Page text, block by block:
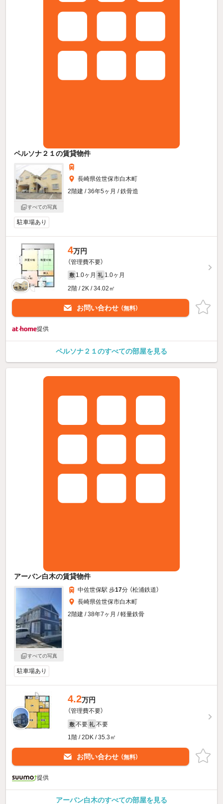
ペルソナ２１の賃貸物件
すべての写真
長崎県佐世保市白木町
2階建 / 36年5ヶ月 / 鉄骨造
駐車場あり
4万円
（管理費不要）
敷 1.0ヶ月 礼 1.0ヶ月
2階 / 2K / 34.02㎡
お問い合わせ （無料）
提供
ペルソナ２１のすべての部屋を見る
アーバン白木の賃貸物件
すべての写真
中佐世保駅 歩17分 （松浦鉄道）
長崎県佐世保市白木町
2階建 / 38年7ヶ月 / 軽量鉄骨
駐車場あり
4.2万円
（管理費不要）
敷 不要 礼 不要
1階 / 2DK / 35.3㎡
お問い合わせ （無料）
提供
アーバン白木のすべての部屋を見る